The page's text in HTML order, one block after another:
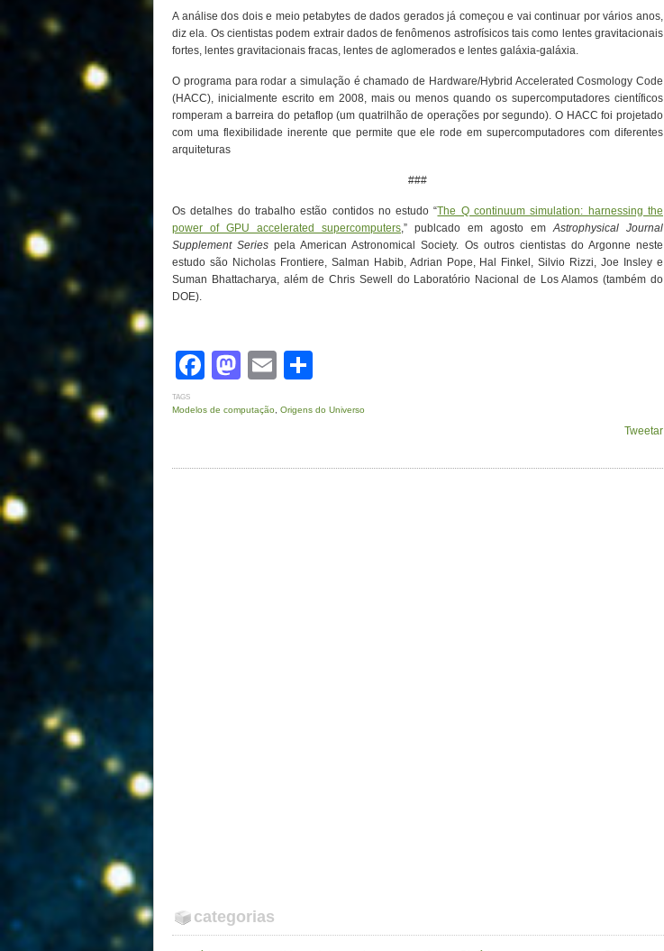
A análise dos dois e meio petabytes de dados gerados já começou e vai continuar por vários anos,
diz ela. Os cientistas podem extrair dados de fenômenos astrofísicos tais como lentes gravitacionais
fortes, lentes gravitacionais fracas, lentes de aglomerados e lentes galáxia-galáxia.
O programa para rodar a simulação é chamado de Hardware/Hybrid Accelerated Cosmology Code
(HACC), inicialmente escrito em 2008, mais ou menos quando os supercomputadores científicos
romperam a barreira do petaflop (um quatrilhão de operações por segundo). O HACC foi projetado
com uma flexibilidade inerente que permite que ele rode em supercomputadores com diferentes
arquiteturas
###
Os detalhes do trabalho estão contidos no estudo “The Q continuum simulation: harnessing the
power of GPU accelerated supercomputers,” publcado em agosto emAstrophysical Journal
Supplement Series pela American Astronomical Society. Os outros cientistas do Argonne neste
estudo são Nicholas Frontiere, Salman Habib, Adrian Pope, Hal Finkel, Silvio Rizzi, Joe Insley e
Suman Bhattacharya, além de Chris Sewell do Laboratório Nacional de Los Alamos (também do
DOE).
Facebook
Mastodon
Email
TAGS
Modelos de computação, Origens do Universo
Tweetar
categorias